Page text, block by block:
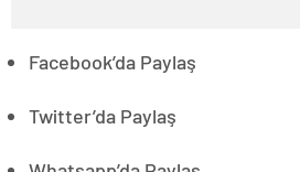
Facebook’da Paylaş
Twitter’da Paylaş